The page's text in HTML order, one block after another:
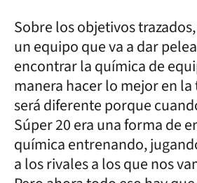
Sobre los objetivos
un equipo que va a dar
encontrar la química de
manera hacer lo mejor en
será diferente porque
Súper 20 era una forma de
química entrenando,
a los rivales a los que nos